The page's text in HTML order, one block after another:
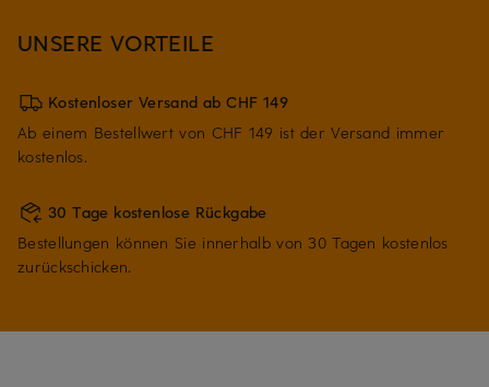
UNSERE VORTEILE
Kostenloser Versand ab CHF 149
Ab einem Bestellwert von CHF 149 ist der Versand immer
kostenlos.
30 Tage kostenlose Rückgabe
Bestellungen können Sie innerhalb von 30 Tagen kostenlos
zurückschicken.